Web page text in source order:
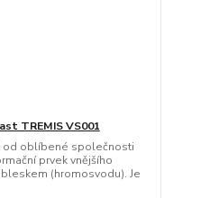
TREMIS VS001
od oblíbené společnosti
prvek vnějšího
(hromosvodu). Je